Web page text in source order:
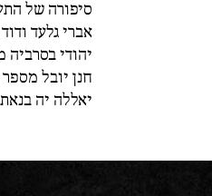
סיפורה של התעשיה
אברי גלעד
יהודי בסרביה
חנן יובל
יאללה יה